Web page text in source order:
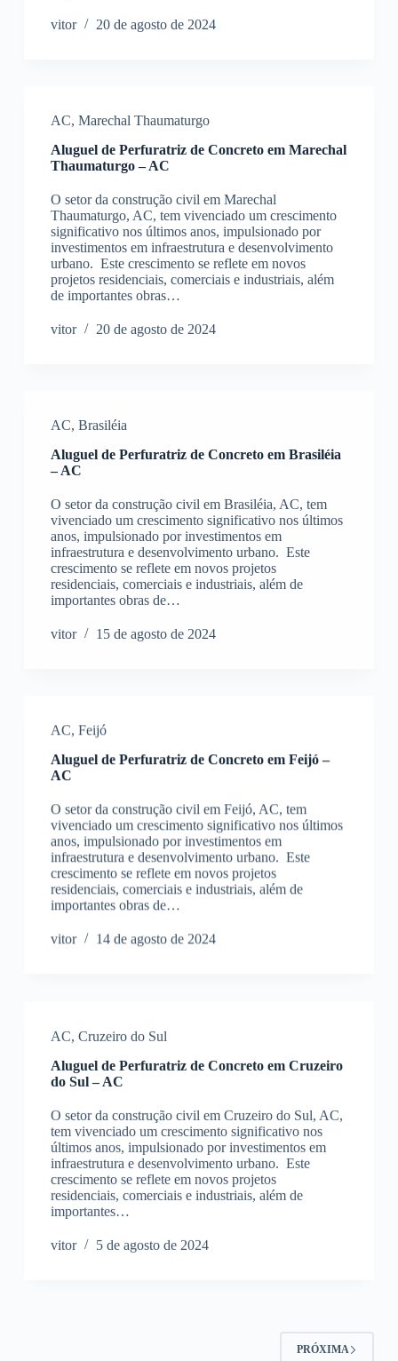
vitor 20 de agosto de 2024
AC, Marechal Thaumaturgo
Aluguel de Perfuratriz de Concreto em Marechal
Thaumaturgo – AC
O setor da construção civil em Marechal
Thaumaturgo, AC, tem vivenciado um crescimento
significativo nos últimos anos, impulsionado por
investimentos em infraestrutura e desenvolvimento
urbano. Este crescimento se reflete em novos
projetos residenciais, comerciais e industriais, além
de importantes obras…
vitor 20 de agosto de 2024
AC, Brasiléia
Aluguel de Perfuratriz de Concreto em Brasiléia
– AC
O setor da construção civil em Brasiléia, AC, tem
vivenciado um crescimento significativo nos últimos
anos, impulsionado por investimentos em
infraestrutura e desenvolvimento urbano. Este
crescimento se reflete em novos projetos
residenciais, comerciais e industriais, além de
importantes obras de…
vitor 15 de agosto de 2024
AC, Feijó
Aluguel de Perfuratriz de Concreto em Feijó –
AC
O setor da construção civil em Feijó, AC, tem
vivenciado um crescimento significativo nos últimos
anos, impulsionado por investimentos em
infraestrutura e desenvolvimento urbano. Este
crescimento se reflete em novos projetos
residenciais, comerciais e industriais, além de
importantes obras de…
vitor 14 de agosto de 2024
AC Cruzeiro do Sul
Aluguel de Perfuratriz de Concreto em Cruzeiro
do Sul – AC
O setor da construção civil em Cruzeiro do Sul, AC,
tem vivenciado um crescimento significativo nos
últimos anos, impulsionado por investimentos em
infraestrutura e desenvolvimento urbano. Este
crescimento se reflete em novos projetos
residenciais, comerciais e industriais, além de
importantes…
vitor 5 de agosto de 2024
PRÓXIMA